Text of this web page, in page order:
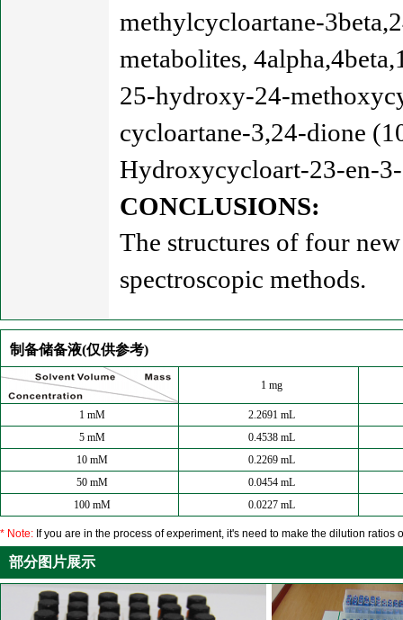
methylcycloartane-
metabolites,
25-hydroxy-24-
cycloartane-3,24-dione
Hydroxycycloart-23-en-
CONCLUSIONS:
The structures of four
spectroscopic methods.
制备储备液(仅供参考)
1 mg
1 mM
2.2691 mL
5 mM
0.4538 mL
10 mM
0.2269 mL
50 mM
0.0454 mL
100 mM
0.0227 mL
* Note: If you are in the process of experiment, it's need to make the dilution
部分图片展示